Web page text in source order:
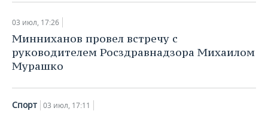
03 июл, 17:26
Минниханов провел встречу с
руководителем Росздравнадзора Михаилом
Мурашко
Спорт 03 июл, 17:11